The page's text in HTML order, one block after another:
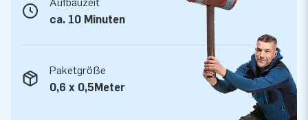
ca. 10 Minuten
Paketgröße
0,6 x 0,5Meter